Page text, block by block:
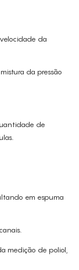
da
da pressão
de
em espuma
medição de poliol,